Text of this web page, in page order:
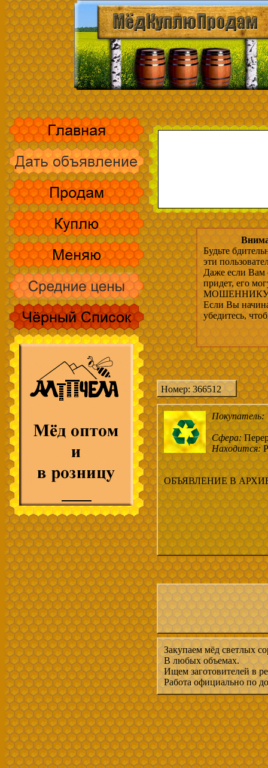
Будьте
эти
Даже если Вам
придет, его
МОШЕННИКУ,
Если Вы
убедитесь,
Номер: 366512
Покупатель:
Сфера:
Находится:
ОБЪЯВЛЕНИЕ В
Закупаем мёд светлых
В любых объемах.
Ищем заготовителей в
Работа официально по